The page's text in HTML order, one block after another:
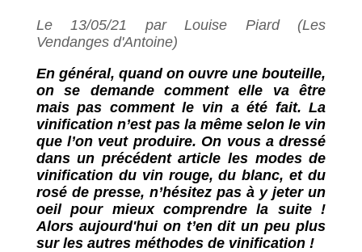
Le 13/05/21 par Louise Piard (Les
Vendanges d'Antoine)
En général, quand on ouvre une bouteille,
on se demande comment elle va être
mais pas comment le vin a été fait. La
vinification n’est pas la même selon le vin
que l’on veut produire. On vous a dressé
dans un précédent article les modes de
vinification du vin rouge, du blanc, et du
rosé de presse, n’hésitez pas à y jeter un
oeil pour mieux comprendre la suite !
Alors aujourd'hui on t’en dit un peu plus
sur les autres méthodes de vinification !